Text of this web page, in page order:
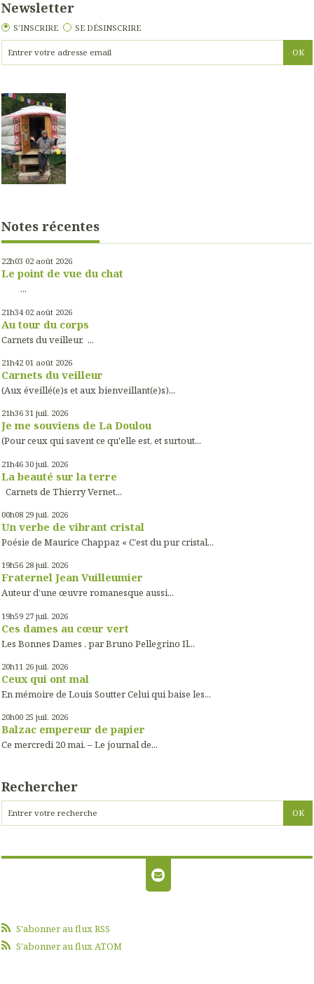
Newsletter
S'INSCRIRE SE DÉSINSCRIRE
Notes récentes
22h03 02 août 2026
Le point de vue du chat
...
21h34 02 août 2026
Au tour du corps
Carnets du veilleur. ...
21h42 01 août 2026
Carnets du veilleur
(Aux éveillé(e)s et aux bienveillant(e)s)...
21h36 31 juil. 2026
Je me souviens de La Doulou
(Pour ceux qui savent ce qu'elle est, et surtout...
21h46 30 juil. 2026
La beauté sur la terre
Carnets de Thierry Vernet...
00h08 29 juil. 2026
Un verbe de vibrant cristal
Poésie de Maurice Chappaz « C’est du pur cristal...
19h56 28 juil. 2026
Fraternel Jean Vuilleumier
Auteur d’une œuvre romanesque aussi...
19h59 27 juil. 2026
Ces dames au cœur vert
Les Bonnes Dames , par Bruno Pellegrino Il...
20h11 26 juil. 2026
Ceux qui ont mal
En mémoire de Louis Soutter Celui qui baise les...
20h00 25 juil. 2026
Balzac empereur de papier
Ce mercredi 20 mai. – Le journal de...
Rechercher
S'abonner au flux RSS
S'abonner au flux ATOM